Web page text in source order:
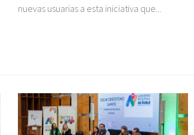
nuevas usuarias a esta iniciativa que...